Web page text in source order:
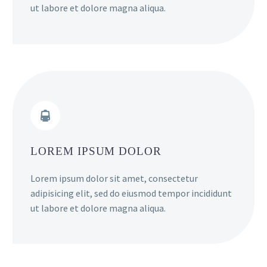
ut labore et dolore magna aliqua.


LOREM IPSUM DOLOR
Lorem ipsum dolor sit amet, consectetur
adipisicing elit, sed do eiusmod tempor incididunt
ut labore et dolore magna aliqua.